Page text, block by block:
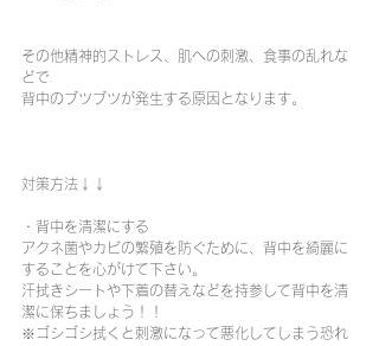
その他精神的ストレス、肌への刺激、食事の乱れな
どで
背中のブツブツが発生する原因となります。
対策方法↓↓
・背中を清潔にする
アクネ菌やカビの繁殖を防ぐために、背中を綺麗に
することを心がけて下さい。
汗拭きシートや下着の替えなどを持参して背中を清
潔に保ちましょう！！
※ゴシゴシ拭くと刺激になって悪化してしまう恐れ